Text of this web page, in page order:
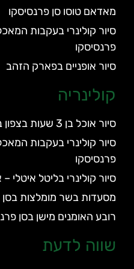
מאדאם טוסו סן פרנסיסקו
סיור קולינרי בעקבות
פרנסיסקו
סיור אופניים בפארק הזהב
קולינריה
סיור אוכל בן 3 שעות בצפון ברקלי
סיור קולינרי בעקבות
פרנסיסקו
סיור קולינרי בליטל איטלי
מסעדות בשר מומלצות בסן
רובע האומנים מישן בסן
שווה לדעת